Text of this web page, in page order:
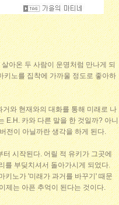
아온 두 사람이 운명처럼 만나게 되
키노를 집착에 가까울 정도로 좋아하
와 현재와의 대화를 통해 미래로 나
E.H. 카와 다른 말을 한 것일까? 아니
전이 아닐까란 생각을 하게 된다.
시작된다. 어릴 적 유키가 그곳에
를 부딪치셔서 돌아가시게 되었다.
키노가 '미래가 과거를 바꾸기' 때문
제는 아픈 추억이 된다는 것이다.